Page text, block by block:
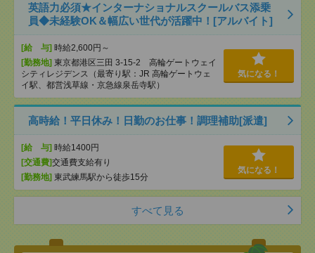
英語力必須★インターナショナルスクールバス添乗
員◆未経験OK＆幅広い世代が活躍中！[アルバイト]
[給 与] 時給2,600円～
[勤務地] 東京都港区三田 3-15-2 高輪ゲートウェイ
シティレジデンス（最寄り駅：JR 高輪ゲートウェ
イ駅、都営浅草線・京急線泉岳寺駅）
気になる！
高時給！平日休み！日勤のお仕事！調理補助[派遣]
[給 与] 時給1400円
[交通費]交通費支給有り
[勤務地] 東武練馬駅から徒歩15分
気になる！
すべて見る